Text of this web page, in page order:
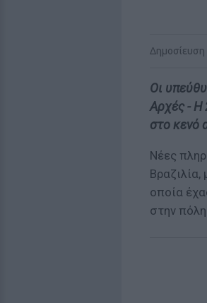
Οι
Αρχές - Η
στο κενό
Νέες
οποία
στην